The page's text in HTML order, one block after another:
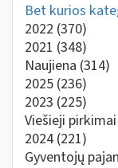
Bet kurios
2022 (370)
2021 (348)
Naujiena (314)
2025 (236)
2023 (225)
Viešieji pirkimai
2024 (221)
Gyventojų